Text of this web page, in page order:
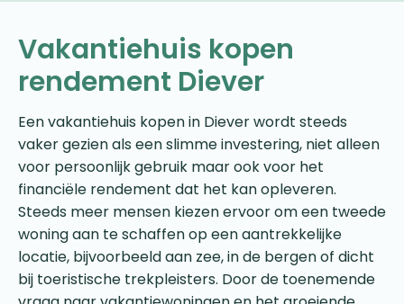
Vakantiehuis kopen
rendement Diever
Een vakantiehuis kopen in Diever wordt steeds
vaker gezien als een slimme investering, niet alleen
voor persoonlijk gebruik maar ook voor het
financiële rendement dat het kan opleveren.
Steeds meer mensen kiezen ervoor om een tweede
woning aan te schaffen op een aantrekkelijke
locatie, bijvoorbeeld aan zee, in de bergen of dicht
bij toeristische trekpleisters. Door de toenemende